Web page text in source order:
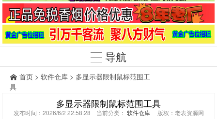
导航
首页 > 软件仓库 > 多显示器限制鼠标范围工
具
多显示器限制鼠标范围工具
发布时间：2026/6/2 22:58:28 当前分类： 软件仓库版权：老表资源网